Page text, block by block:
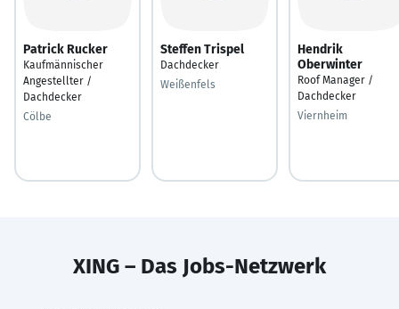
Patrick Rucker
Kaufmännischer
Angestellter /
Dachdecker
Cölbe
Steffen Trispel
Dachdecker
Weißenfels
Hendrik
Oberwinter
Roof Manager /
Dachdecker
Viernheim
XING – Das Jobs-Netzwerk